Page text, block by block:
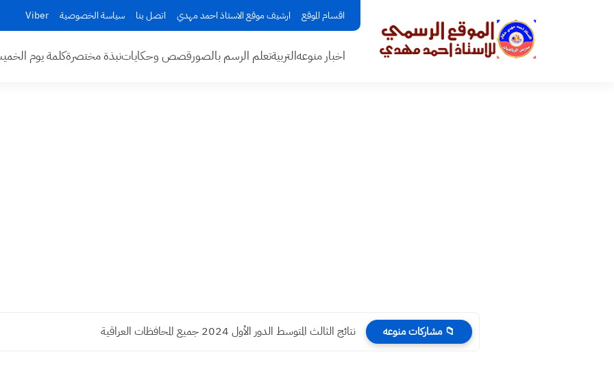
اقسام الموقع ارشيف موقع الاستاذ احمد مهدي اتصل بنا سياسة الخصوصية Viber
اخبار منوعهالتربيةتعلم الرسم بالصورقصص وحكاياتنبذة مختصرةكلمة يوم
📁 مشاركات منوعه نتائج الثالث المتوسط الدور الأول 2024 جميع المحافظات العراقية